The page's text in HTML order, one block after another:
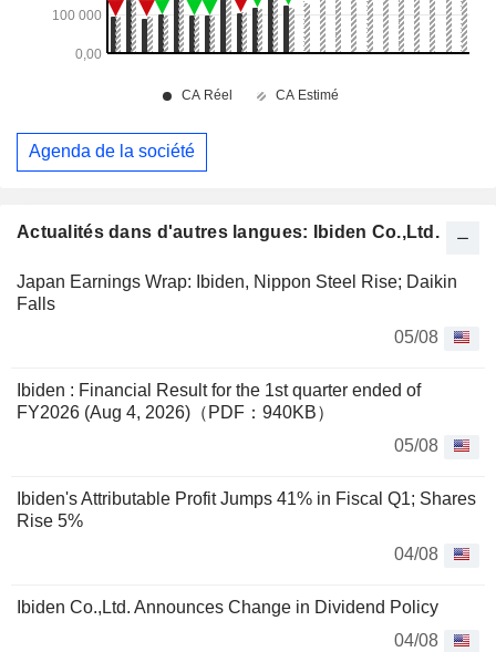
Actualités dans d'autres langues: Ibiden Co.,Ltd.
Japan Earnings Wrap: Ibiden, Nippon Steel Rise; Daikin
Falls
05/08
Ibiden : Financial Result for the 1st quarter ended of
FY2026 (Aug 4, 2026)（PDF：940KB）
05/08
Ibiden's Attributable Profit Jumps 41% in Fiscal Q1; Shares
Rise 5%
04/08
Ibiden Co.,Ltd. Announces Change in Dividend Policy
04/08
Agenda de la société